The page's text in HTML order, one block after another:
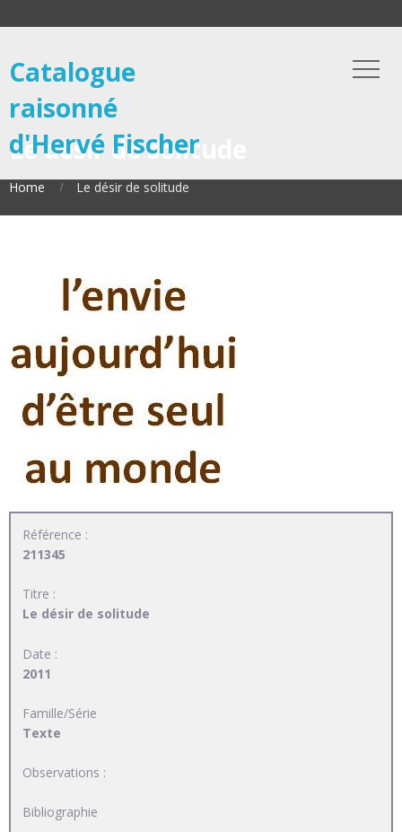
Catalogue
raisonné
d'Hervé Fischer
Le désir de solitude
Home Le désir de solitude
Référence :
211345
Titre :
Le désir de solitude
Date :
2011
Famille/Série
Texte
Observations :
Bibliographie